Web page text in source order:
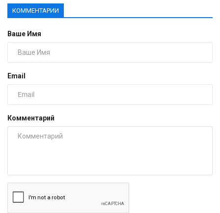
КОММЕНТАРИИ
Ваше Имя
Email
Комментарий